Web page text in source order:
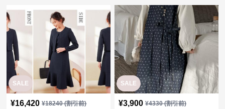
SALE
¥16,420 ¥18240(割引前)
SALE
¥3,900 ¥4330(割引前)